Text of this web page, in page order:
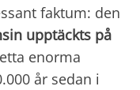
faktum: den
upptäckts på
enorma
år sedan i